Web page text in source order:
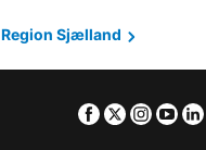
Region Sjælland
Facebook
Twitter